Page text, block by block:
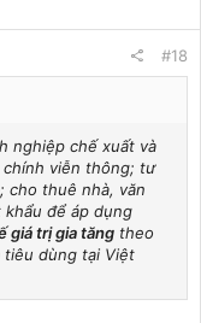
#18
nghiệp chế xuất và
chính viễn thông; tư
cho thuê nhà, văn
để áp dụng
giá trị gia tăng theo
tiêu dùng tại Việt